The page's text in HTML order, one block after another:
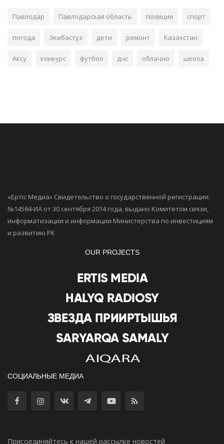
Павлодар Павлодарская область полиция спорт
погода Экибастуз дети ремонт Казахстан
Аксу конкурс футбол дчс облачно школа
«Ертiс Медиа» Свидетельство о государственной регистрации:
№14564-ИА от 30 сентября 2014 года, выдано Комитетом связи,
информатизации и информации Министерства по инвестициям
и развитию РК
OUR PROJECTS
СОЦИАЛЬНЫЕ МЕДИА
Присоединяйтесь к нашей рассылке новостей